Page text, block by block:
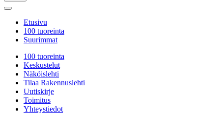
Etusivu
100 tuoreinta
Suurimmat
100 tuoreinta
Keskustelut
Näköislehti
Tilaa Rakennuslehti
Uutiskirje
Toimitus
Yhteystiedot